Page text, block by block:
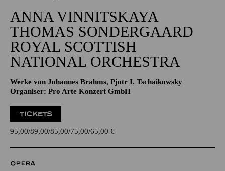
ANNA VINNITSKAYA
THOMAS SONDERGAARD
ROYAL SCOTTISH
NATIONAL ORCHESTRA
Werke von Johannes Brahms, Pjotr I. Tschaikowsky
Organiser: Pro Arte Konzert GmbH
TICKETS
95,00 89,00 85,00 75,00 65,00 €
OPERA